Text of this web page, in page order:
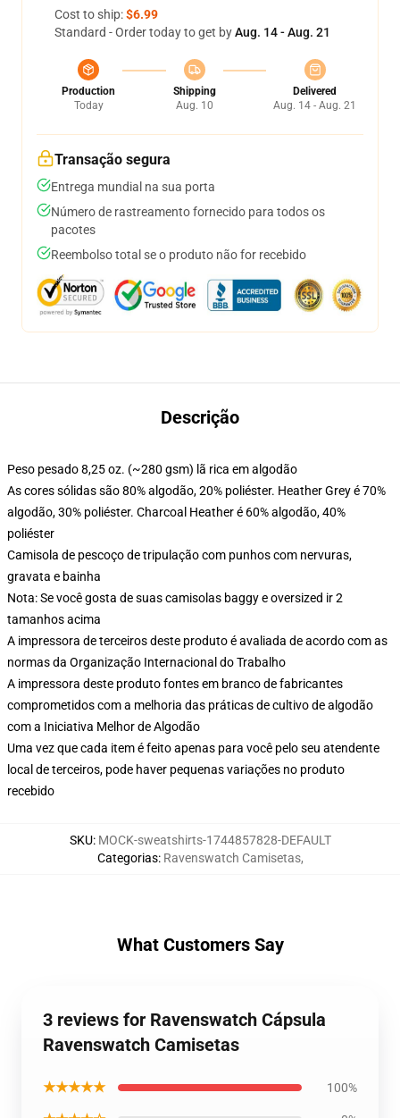
Cost to ship:$6.99
Standard - Order today to get byAug. 14 - Aug. 21
Production
Today
Shipping
Aug. 10
Delivered
Aug. 14 - Aug. 21
Transação segura
Entrega mundial na sua porta
Número de rastreamento fornecido para todos os
pacotes
Reembolso total se o produto não for recebido
Descrição
Peso pesado 8,25 oz. (~280 gsm) lã rica em algodão
As cores sólidas são 80% algodão, 20% poliéster. Heather Grey é 70%
algodão, 30% poliéster. Charcoal Heather é 60% algodão, 40%
poliéster
Camisola de pescoço de tripulação com punhos com nervuras,
gravata e bainha
Nota: Se você gosta de suas camisolas baggy e oversized ir 2
tamanhos acima
A impressora de terceiros deste produto é avaliada de acordo com as
normas da Organização Internacional do Trabalho
A impressora deste produto fontes em branco de fabricantes
comprometidos com a melhoria das práticas de cultivo de algodão
com a Iniciativa Melhor de Algodão
Uma vez que cada item é feito apenas para você pelo seu atendente
local de terceiros, pode haver pequenas variações no produto
recebido
SKU: MOCK-sweatshirts-1744857828-DEFAULT
Categorias: Ravenswatch Camisetas,
What Customers Say
3 reviews for Ravenswatch Cápsula
Ravenswatch Camisetas
★★★★★ 100%